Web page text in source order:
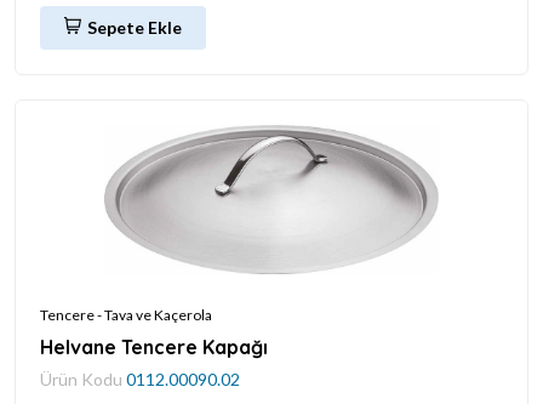
Sepete Ekle
Tencere - Tava ve Kaçerola
Helvane Tencere Kapağı
Ürün Kodu 0112.00090.02